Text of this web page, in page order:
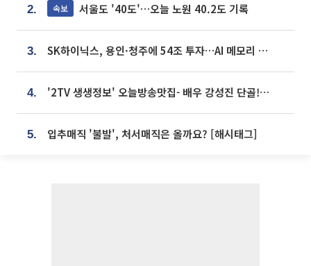
2. 속보 서울도 '40도'…오늘 노원 40.2도 기록
3. SK하이닉스, 용인·청주에 54조 투자…AI 메모리 생산기지 키운다
4. '2TV 생생정보' 오늘방송맛집- 배우 강성진 단골! 쌀국수ㆍ푸팟퐁 커리 맛집 '블○○○'
5. 입추매직 '불발', 처서매직은 올까요? [해시태그]